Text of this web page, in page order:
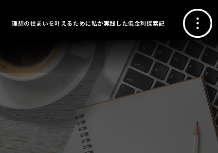
理想の住まいを叶えるために私が実践した低金利探索記